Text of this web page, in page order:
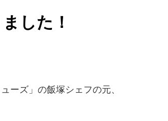
した！
ーズ」の飯塚シェフの元、